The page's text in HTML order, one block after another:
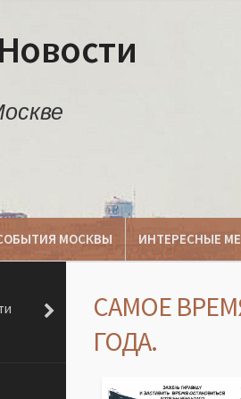
МОСКВЫ ИНТЕРЕСНЫЕ
САМОЕ
ГОДА.